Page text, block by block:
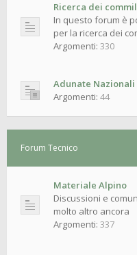
Ricerca dei
In questo forum è
per la ricerca dei
Argomenti: 330
Adunate Nazionali
Argomenti: 44
Forum Tecnico
Materiale Alpino
Discussioni e
molto altro ancora
Argomenti: 337